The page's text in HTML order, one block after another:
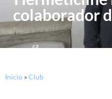
colaborador
Inicio »Club